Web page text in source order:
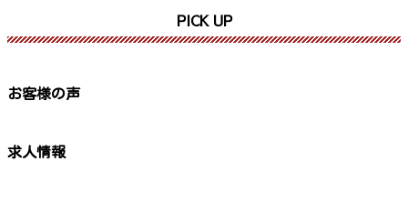
PICK UP
お客様の声
求人情報